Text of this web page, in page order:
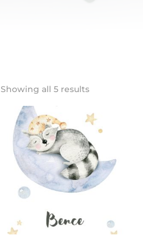
Showing all 5 results